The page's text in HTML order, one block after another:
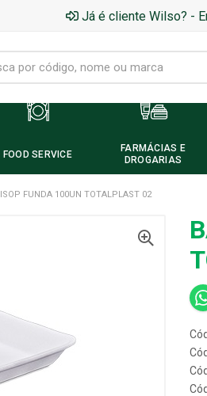
Já é cliente Wilso? -
FOOD SERVICE
FARMÁCIAS E
DROGARIAS
FUNDA 100UN TOTALPLAST 02